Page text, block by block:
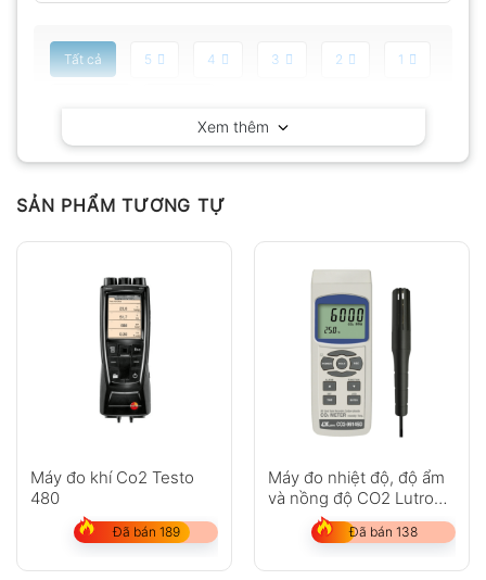
Tất cả 5 4 3 2 1
Chưa có đánh giá nào.
Xem thêm
SẢN PHẨM TƯƠNG TỰ
Máy đo khí Co2 Testo
480
Đã bán 189
Máy đo nhiệt độ, độ ẩm
và nồng độ CO2 Lutron
CO2-9914SD
Đã bán 138